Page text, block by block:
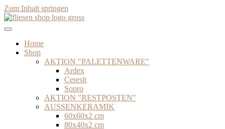
Zum Inhalt springen
Home
Shop
AKTION "PALETTENWARE"
Ardex
Ceresit
Sopro
AKTION "RESTPOSTEN"
AUSSENKERAMIK
60x60x2 cm
80x40x2 cm